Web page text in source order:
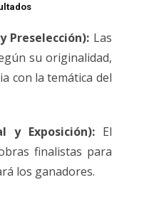
Preselección): Las
su originalidad,
con la temática del
y Exposición):El
finalistas para
los ganadores.